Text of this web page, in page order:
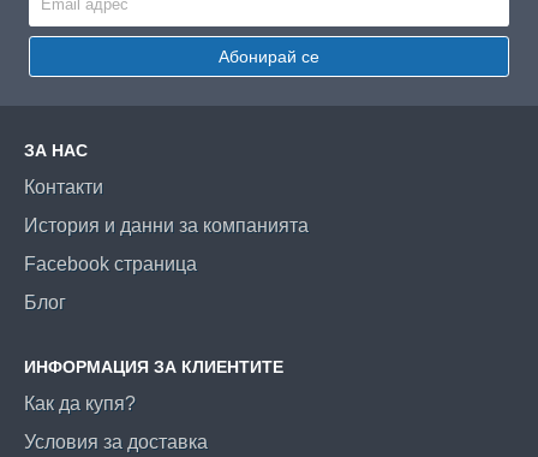
Абонирай се
ЗА НАС
Контакти
История и данни за компанията
Facebook страница
Блог
ИНФОРМАЦИЯ ЗА КЛИЕНТИТЕ
Как да купя?
Условия за доставка